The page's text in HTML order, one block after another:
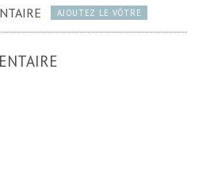
AJOUTEZ LE VÔTRE